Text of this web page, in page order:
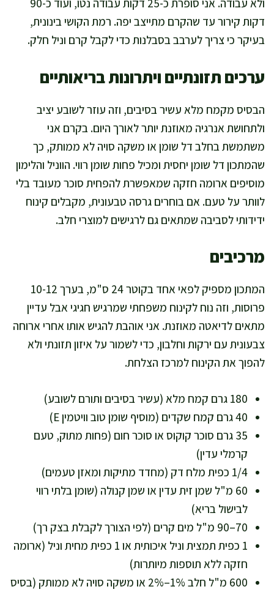
ולא עבודה. אני סופרת כ-25 דקות עבודה נטו, ועוד כ-90
דקות קירור עד שהקרם מתייצב יפה. רמת הקושי בינונית,
בעיקר כי צריך לערבב בסבלנות כדי לקבל קרם וניל חלק.
ערכים תזונתיים ויתרונות בריאותיים
הבסיס מקמח מלא עשיר בסיבים, וזה עוזר לשובע יציב
ולתחושת אנרגיה מאוזנת יותר לאורך היום. בקרם אני
משתמשת בחלב דל שומן או משקה סויה לא ממותק, כך
שהמתכון דל שומן יחסית ומכיל פחות שומן רווי. הווניל והלימון
מוסיפים ארומה חזקה שמאפשרת להפחית סוכר מעובד בלי
לוותר על טעם. אם בוחרים גרסה טבעונית, מקבלים קינוח
ידידותי לסביבה שמתאים גם לרגישים למוצרי חלב.
מרכיבים
המתכון מספיק לפאי אחד בקוטר 24 ס"מ, בערך 10-12
פרוסות, וזה נוח לקינוח משפחתי שמרגיש חגיגי אבל עדיין
מתאים לדיאטה מאוזנת. אני אוהבת להגיש אותו אחרי ארוחה
צבעונית עם ירקות וחלבון, כדי לשמור על איזון תזונתי ולא
להפוך את הקינוח למרכז הצלחת.
180 גרם קמח מלא (עשיר בסיבים ותורם לשובע)
40 גרם קמח שקדים (מוסיף שומן טוב וויטמין E)
35 גרם סוכר קוקוס או סוכר חום (פחות מתוק, טעם
קרמלי עדין)
1/4 כפית מלח דק (מחדד מתיקות ומאזן טעמים)
60 מ"ל שמן זית עדין או שמן קנולה (שומן בלתי רווי
לבישול בריא)
70–90 מ"ל מים קרים (לפי הצורך לקבלת בצק רך)
1 כפית תמצית וניל איכותית או 1 כפית מחית וניל (ארומה
חזקה ללא תוספות מיותרות)
600 מ"ל חלב 1%–2% או משקה סויה לא ממותק (בסיס